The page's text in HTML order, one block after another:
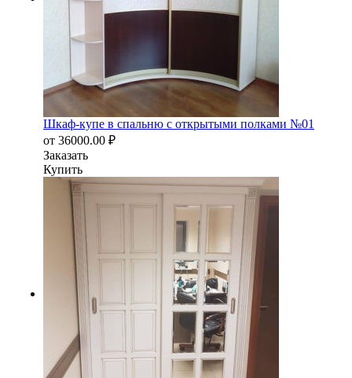
Шкаф-купе в спальню с открытыми полками №01
от 36000.00 ₽
Заказать
Купить